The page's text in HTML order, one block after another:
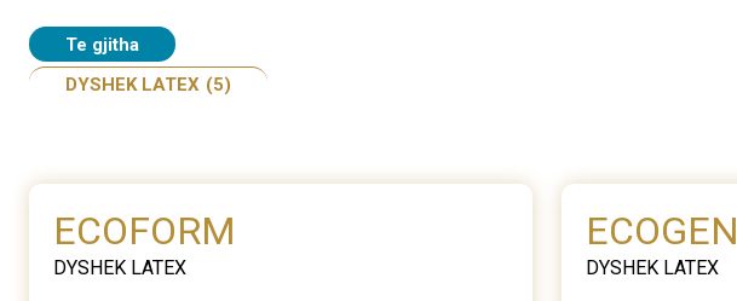
Te gjitha
DYSHEK LATEX (5)
ECOFORM
DYSHEK LATEX
ECOGEN
DYSHEK LATEX